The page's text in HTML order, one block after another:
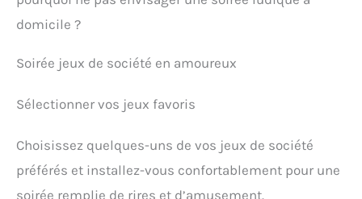
domicile ?
Soirée jeux de société en amoureux
Sélectionner vos jeux favoris
Choisissez quelques-uns de vos jeux de société
préférés et installez-vous confortablement pour une
soirée remplie de rires et d’amusement.